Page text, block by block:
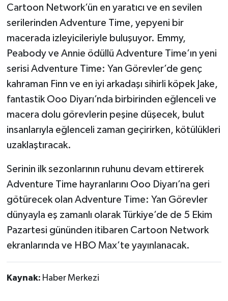
Cartoon Network’ün en yaratıcı ve en sevilen
serilerinden Adventure Time, yepyeni bir
macerada izleyicileriyle buluşuyor. Emmy,
Peabody ve Annie ödüllü Adventure Time’ın yeni
serisi Adventure Time: Yan Görevler’de genç
kahraman Finn ve en iyi arkadaşı sihirli köpek Jake,
fantastik Ooo Diyarı’nda birbirinden eğlenceli ve
macera dolu görevlerin peşine düşecek, bulut
insanlarıyla eğlenceli zaman geçirirken, kötülükleri
uzaklaştıracak.
Serinin ilk sezonlarının ruhunu devam ettirerek
Adventure Time hayranlarını Ooo Diyarı’na geri
götürecek olan Adventure Time: Yan Görevler
dünyayla eş zamanlı olarak Türkiye’de de 5 Ekim
Pazartesi gününden itibaren Cartoon Network
ekranlarında ve HBO Max’te yayınlanacak.
Kaynak: Haber Merkezi